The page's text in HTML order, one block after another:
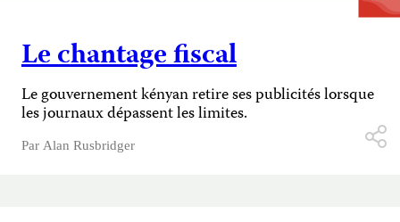
Le chantage fiscal
Le gouvernement kényan retire ses publicités lorsque
les journaux dépassent les limites.
Par Alan Rusbridger